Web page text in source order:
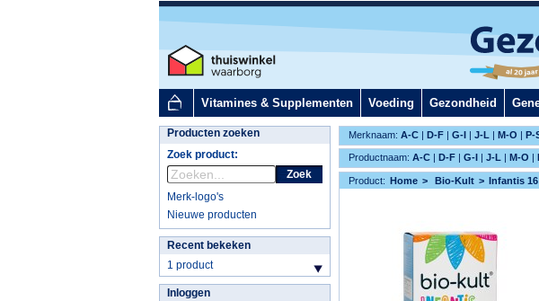
Vitamines & Supplementen Voeding Gezondheid
Merknaam: A-C | D-F | G-I | J-L | M-O | P-
Productnaam: A-C | D-F | G-I | J-L | M-O |
Producten zoeken
Zoek product:
Zoek
Merk-logo's
Nieuwe producten
Recent bekeken
1 product
Inloggen
Product: Home Bio-Kult Infantis